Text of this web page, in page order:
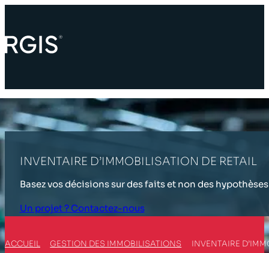
INVENTAIRE D’IMMOBILISATION DE RETAIL
Basez vos décisions sur des faits et non des hypothèses
Un projet ? Contactez-nous
ACCUEIL GESTION DES IMMOBILISATIONS INVENTAIRE